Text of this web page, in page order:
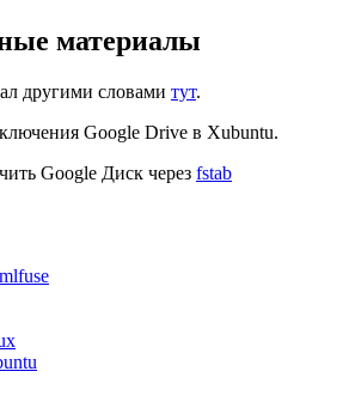
материалы
другими словами тут.
Google Drive в Xubuntu.
Google Диск через fstab